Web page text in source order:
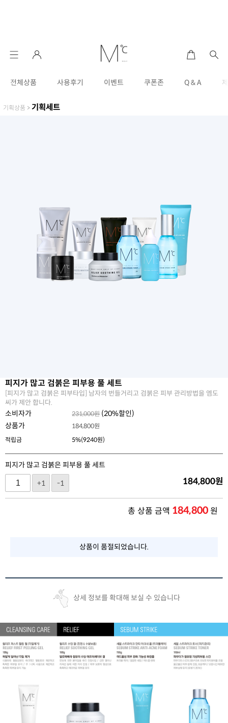
전체상품 사용후기 이벤트 쿠폰존 Q & A
기획상품 > 기획세트
피지가 많고 검붉은 피부용 풀 세트
[피지가 많고 검붉은 피부타입] 남자의 번들거리고 검붉은 피부 관리방법을 엠도
씨가 제안 합니다.
소비자가 231,000원 (20%할인)
상품가
184,800원
적립금
5%(9240원)
피지가 많고 검붉은 피부용 풀 세트
+1
-1 184,800원
총 상품 금액 184,800원
상품이 품절되었습니다.
상세 정보를 확대해 보실 수 있습니다